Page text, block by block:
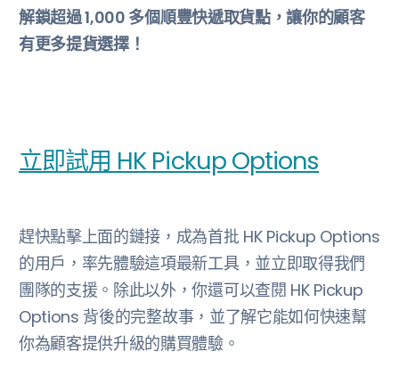
解鎖超過 1,000 多個順豐快遞取貨點，讓你的顧客
有更多提貨選擇！
立即試用 HK Pickup Options
趕快點擊上面的鏈接，成為首批 HK Pickup Options
的用戶，率先體驗這項最新工具，並立即取得我們
團隊的支援。除此以外，你還可以查閱 HK Pickup
Options 背後的完整故事，並了解它能如何快速幫
你為顧客提供升級的購買體驗。